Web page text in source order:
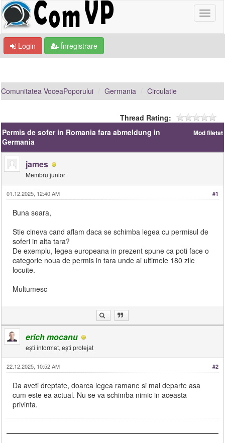
Login Înregistrare
Comunitatea VoceaPoporului Germania Circulatie
Thread Rating:
Mod filetat
Permis de sofer in Romania fara abmeldung in
Germania
james
Membru junior
#1
01.12.2025, 12:40 AM
Buna seara,
Stie cineva cand aflam daca se schimba legea cu permisul de
soferi in alta tara?
De exemplu, legea europeana in prezent spune ca poti face o
categorie noua de permis in tara unde ai ultimele 180 zile
locuite.
Multumesc
erich mocanu
ești informat, ești protejat
#2
22.12.2025, 10:52 AM
Da aveti dreptate, doarca legea ramane si mai departe asa
cum este ea actual. Nu se va schimba nimic in aceasta
privinta.